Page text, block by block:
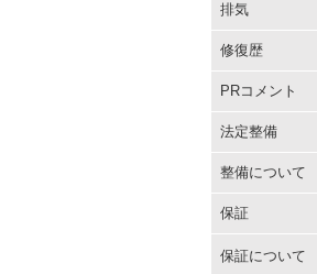
排気
修復歴
PRコメント
法定整備
整備について
保証
保証について